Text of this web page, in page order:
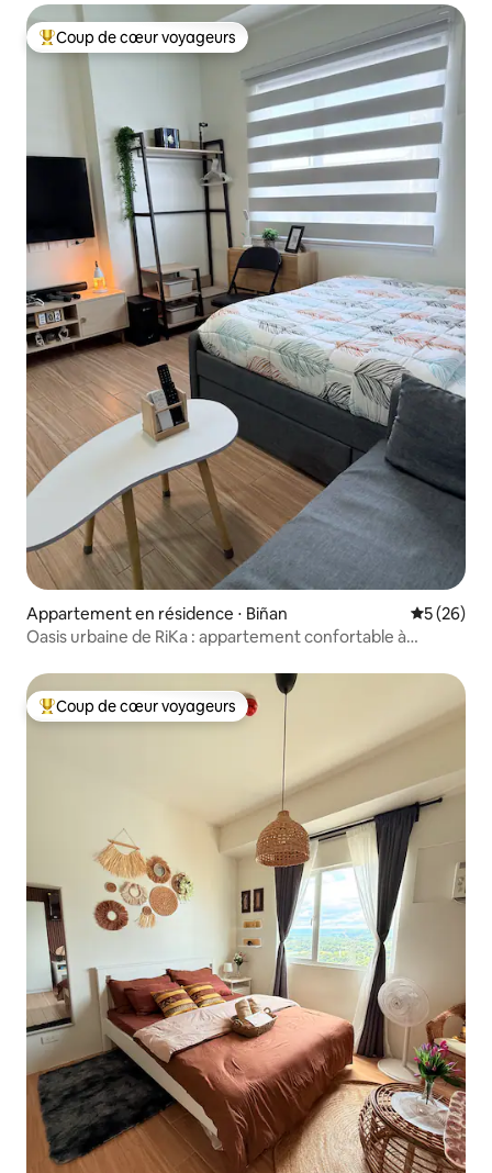
Coups de cœur voyageurs les plus appréciés
Coup de cœur voyageurs
Appartement en résidence ⋅ Biñan
5 (26)
Oasis urbaine de RiKa : appartement confortable à
Coups de cœur voyageurs les plus appréciés
Coup de cœur voyageurs